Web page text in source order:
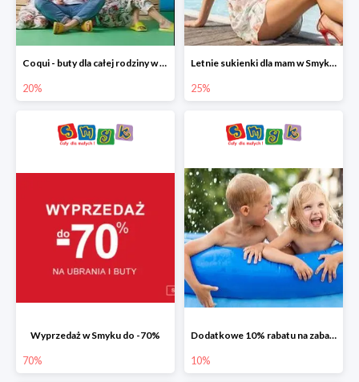
Coqui - buty dla całej rodziny w Smyku do -20%
20%
Letnie sukienki dla mam w Smyku do -25%
25%
Wyprzedaż w Smyku do -70%
70%
Dodatkowe 10% rabatu na zabawki ogrodowe i baseny
10%